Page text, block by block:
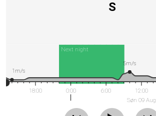
S
Next night
18:00 0:00 6:00
12:00
Søn 09 Aug
5m/s
1m/s